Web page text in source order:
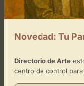
−
Toca
Novedad: Tu
Directorio de Arte
centro de control